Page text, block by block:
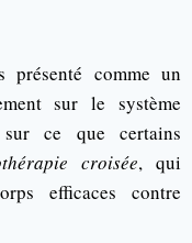
comme un
sur le système
ce que certains
croisée, qui
efficaces contre